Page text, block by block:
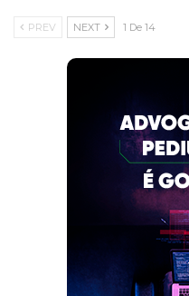
PREV NEXT 1 De 14